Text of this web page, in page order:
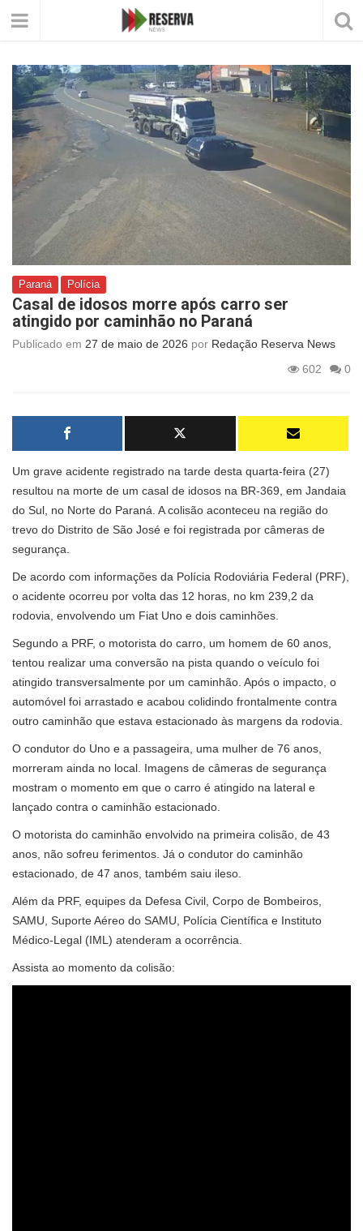
Paraná Polícia
Casal de idosos morre após carro ser
atingido por caminhão no Paraná
Publicado em 27 de maio de 2026 por Redação Reserva News
602
0
Um grave acidente registrado na tarde desta quarta-feira (27)
resultou na morte de um casal de idosos na BR-369, em Jandaia
do Sul, no Norte do Paraná. A colisão aconteceu na região do
trevo do Distrito de São José e foi registrada por câmeras de
segurança.
De acordo com informações da Polícia Rodoviária Federal (PRF),
o acidente ocorreu por volta das 12 horas, no km 239,2 da
rodovia, envolvendo um Fiat Uno e dois caminhões.
Segundo a PRF, o motorista do carro, um homem de 60 anos,
tentou realizar uma conversão na pista quando o veículo foi
atingido transversalmente por um caminhão. Após o impacto, o
automóvel foi arrastado e acabou colidindo frontalmente contra
outro caminhão que estava estacionado às margens da rodovia.
O condutor do Uno e a passageira, uma mulher de 76 anos,
morreram ainda no local. Imagens de câmeras de segurança
mostram o momento em que o carro é atingido na lateral e
lançado contra o caminhão estacionado.
O motorista do caminhão envolvido na primeira colisão, de 43
anos, não sofreu ferimentos. Já o condutor do caminhão
estacionado, de 47 anos, também saiu ileso.
Além da PRF, equipes da Defesa Civil, Corpo de Bombeiros,
SAMU, Suporte Aéreo do SAMU, Polícia Científica e Instituto
Médico-Legal (IML) atenderam a ocorrência.
Assista ao momento da colisão: